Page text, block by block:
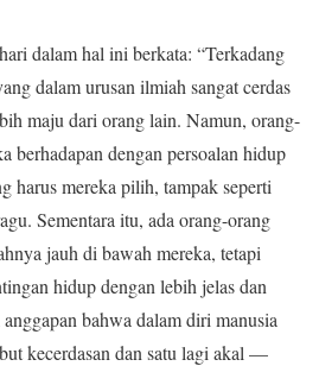
dalam hal ini berkata: “Terkadang
dalam urusan ilmiah sangat cerdas
maju dari orang lain. Namun, orang-
berhadapan dengan persoalan hidup
harus mereka pilih, tampak seperti
Sementara itu, ada orang-orang
jauh di bawah mereka, tetapi
hidup dengan lebih jelas dan
bahwa dalam diri manusia
kecerdasan dan satu lagi akal —